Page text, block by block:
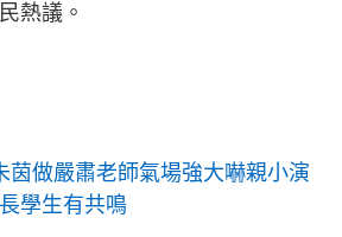
熱議。
茵做嚴肅老師氣場強大嚇親小演
學生有共鳴